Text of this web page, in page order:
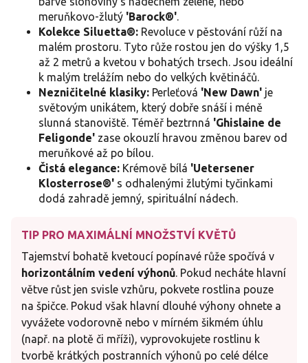
meruňkovo-žlutý 'Barock®'.
Kolekce Siluetta®: Revoluce v pěstování růží na
malém prostoru. Tyto růže rostou jen do výšky 1,5
až 2 metrů a kvetou v bohatých trsech. Jsou ideální
k malým trelážím nebo do velkých květináčů.
Nezničitelné klasiky: Perleťová 'New Dawn' je
světovým unikátem, který dobře snáší i méně
slunná stanoviště. Téměř beztrnná 'Ghislaine de
Feligonde' zase okouzlí hravou změnou barev od
meruňkové až po bílou.
Čistá elegance: Krémově bílá 'Uetersener
Klosterrose®' s odhalenými žlutými tyčinkami
dodá zahradě jemný, spirituální nádech.
TIP PRO MAXIMÁLNÍ MNOŽSTVÍ KVĚTŮ
Tajemství bohatě kvetoucí popínavé růže spočívá v
horizontálním vedení výhonů. Pokud necháte hlavní
větve růst jen svisle vzhůru, pokvete rostlina pouze
na špičce. Pokud však hlavní dlouhé výhony ohnete a
vyvážete vodorovně nebo v mírném šikmém úhlu
(např. na plotě či mříži), vyprovokujete rostlinu k
tvorbě krátkých postranních výhonů po celé délce